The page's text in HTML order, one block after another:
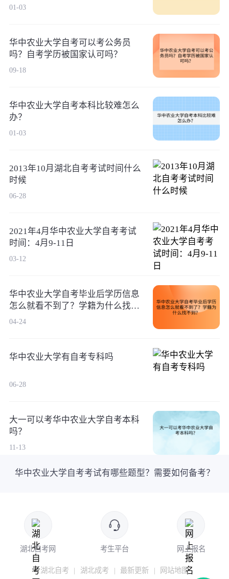
01-03
华中农业大学自考可以考公务员
吗？自考学历被国家认可吗？
09-18
华中农业大学自考本科比较难怎么
办？
01-03
2013年10月湖北自考考试时间什么
时候
06-28
2021年4月华中农业大学自考考试
时间：4月9-11日
03-12
华中农业大学自考毕业后学历信息
怎么就看不到了？学籍为什么找不
到？
04-24
华中农业大学有自考专科吗
06-28
大一可以考华中农业大学自考本科
吗？
11-13
华中农业大学自考考试有哪些题型？需要如何备考？
湖北自考网 考生平台 网上报名
湖北自考 | 湖北成考 | 最新更新 | 网站地图